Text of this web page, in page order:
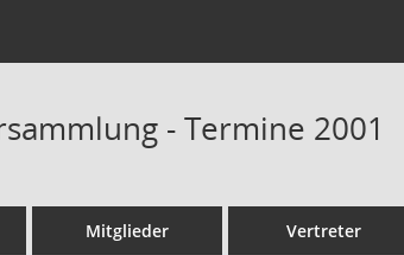
- Termine 2001
Mitglieder Vertreter